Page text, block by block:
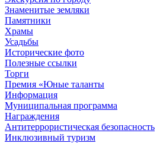
Знаменитые земляки
Памятники
Храмы
Усадьбы
Исторические фото
Полезные ссылки
Торги
Премия «Юные таланты
Информация
Муниципальная программа
Награждения
Антитеррористическая безопасность
Инклюзивный туризм